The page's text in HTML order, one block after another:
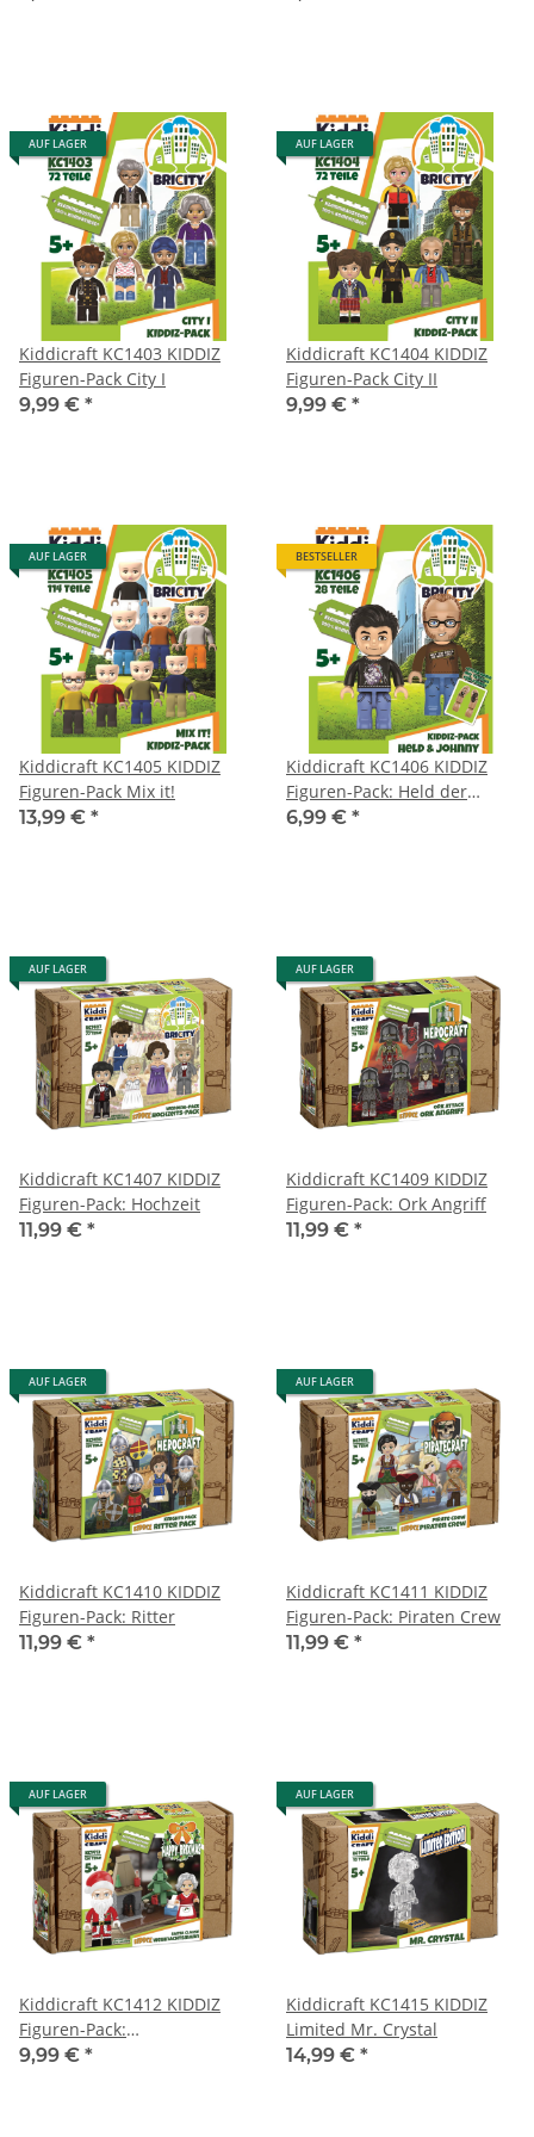
AUF LAGER
Kiddicraft KC1403 KIDDIZ
Figuren-Pack City I
9,99 € *
AUF LAGER
Kiddicraft KC1404 KIDDIZ
Figuren-Pack City II
9,99 € *
AUF LAGER
Kiddicraft KC1405 KIDDIZ
Figuren-Pack Mix it!
13,99 € *
BESTSELLER
Kiddicraft KC1406 KIDDIZ
Figuren-Pack: Held der
Steine & Johnny´s World
6,99 € *
AUF LAGER
Kiddicraft KC1407 KIDDIZ
Figuren-Pack: Hochzeit
11,99 € *
AUF LAGER
Kiddicraft KC1409 KIDDIZ
Figuren-Pack: Ork Angriff
11,99 € *
AUF LAGER
Kiddicraft KC1410 KIDDIZ
Figuren-Pack: Ritter
11,99 € *
AUF LAGER
Kiddicraft KC1411 KIDDIZ
Figuren-Pack: Piraten Crew
11,99 € *
AUF LAGER
Kiddicraft KC1412 KIDDIZ
Figuren-Pack:
Weihnachtsmann
9,99 € *
AUF LAGER
Kiddicraft KC1415 KIDDIZ
Limited Mr. Crystal
14,99 € *